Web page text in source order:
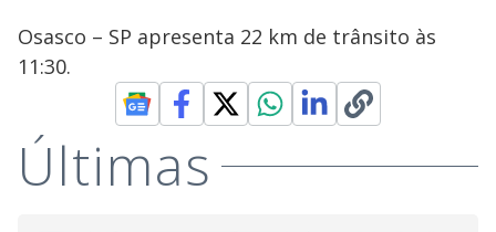
Osasco – SP apresenta 22 km de trânsito às
11:30.
Últimas